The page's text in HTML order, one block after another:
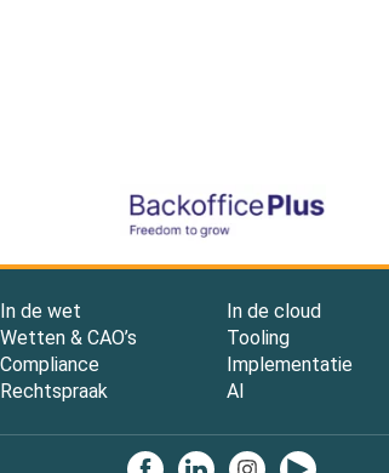
In de wet
Wetten & CAO’s
Compliance
Rechtspraak
In de cloud
Tooling
Implementatie
AI